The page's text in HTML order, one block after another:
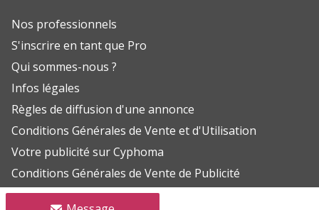
Nos professionnels
S'inscrire en tant que Pro
Qui sommes-nous ?
Infos légales
Règles de diffusion d'une annonce
Conditions Générales de Vente et d'Utilisation
Votre publicité sur Cyphoma
Conditions Générales de Vente de Publicité
Aide FAQ